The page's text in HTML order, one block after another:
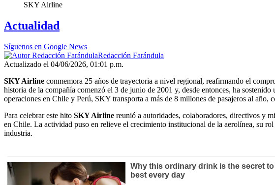
SKY Airline
Actualidad
Síguenos en Google News
Redacción Farándula
Actualizado el 04/06/2026, 01:01 p.m.
SKY Airline conmemora 25 años de trayectoria a nivel regional, reafirmando el
historia de la compañía comenzó el 3 de junio de 2001 y, desde entonces, ha
operaciones en Chile y Perú, SKY transporta a más de 8 millones de pasajeros al
Para celebrar este hito SKY Airline reunió a autoridades, colaboradores, directivos y
en Chile. La actividad puso en relieve el crecimiento institucional de la aerolínea, su
industria.